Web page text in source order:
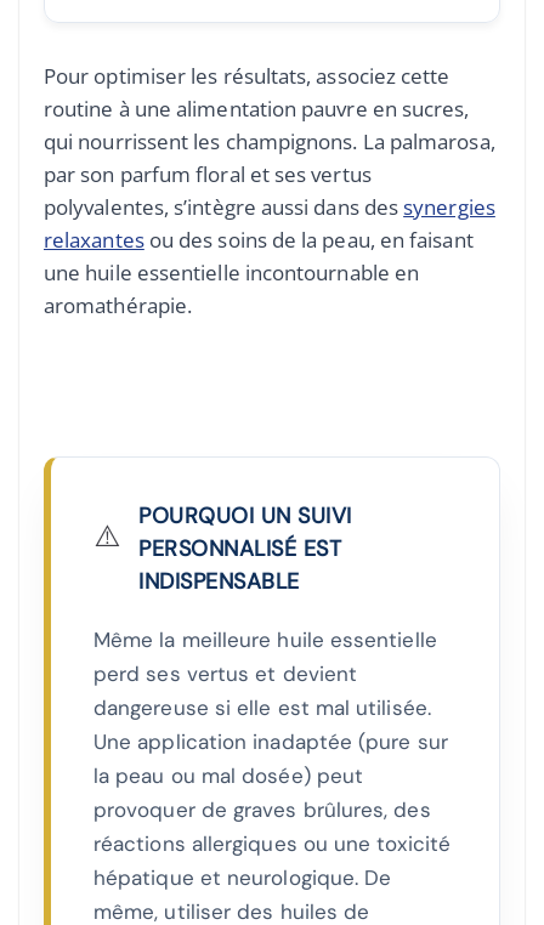
Pour optimiser les résultats, associez cette
routine à une alimentation pauvre en sucres,
qui nourrissent les champignons. La palmarosa,
par son parfum floral et ses vertus
polyvalentes, s’intègre aussi dans dessynergies
relaxantesou des soins de la peau, en faisant
une huile essentielle incontournable en
aromathérapie.
⚠️
POURQUOI UN SUIVI
PERSONNALISÉ EST
INDISPENSABLE
Même la meilleure huile essentielle
perd ses vertus et devient
dangereuse si elle est mal utilisée.
Une application inadaptée (pure sur
la peau ou mal dosée) peut
provoquer de graves brûlures, des
réactions allergiques ou une toxicité
hépatique et neurologique. De
même, utiliser des huiles de